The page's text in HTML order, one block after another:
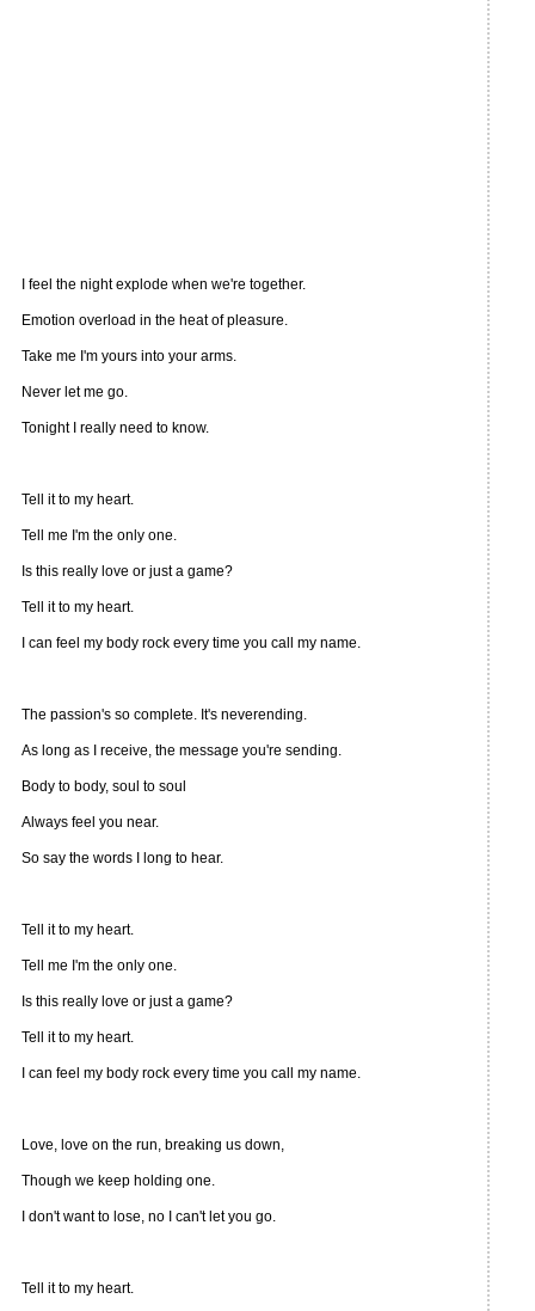
I feel the night explode when we're together.
Emotion overload in the heat of pleasure.
Take me I'm yours into your arms.
Never let me go.
Tonight I really need to know.
Tell it to my heart.
Tell me I'm the only one.
Is this really love or just a game?
Tell it to my heart.
I can feel my body rock every time you call my name.
The passion's so complete. It's neverending.
As long as I receive, the message you're sending.
Body to body, soul to soul
Always feel you near.
So say the words I long to hear.
Tell it to my heart.
Tell me I'm the only one.
Is this really love or just a game?
Tell it to my heart.
I can feel my body rock every time you call my name.
Love, love on the run, breaking us down,
Though we keep holding one.
I don't want to lose, no I can't let you go.
Tell it to my heart.